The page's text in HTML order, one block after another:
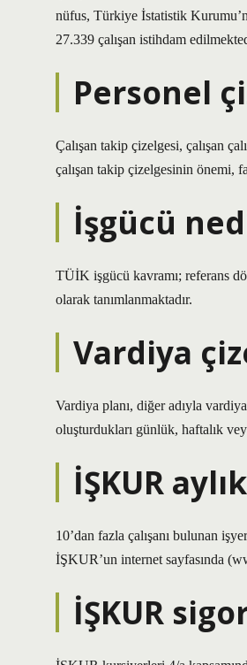
nüfus, Türkiye İstatistik
27.339 çalışan istihdam
Personel
Çalışan takip çizelgesi, çalışan
çalışan takip çizelgesinin önemi,
İşgücü
TÜİK işgücü kavramı; referans
olarak tanımlanmaktadır.
Vardiya
Vardiya planı, diğer adıyla
oluşturdukları günlük, haftalık
İŞKUR
10’dan fazla çalışanı bulunan
İŞKUR’un internet sayfasında
İŞKUR